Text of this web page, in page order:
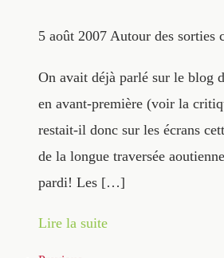
5 août 2007 Autour des sorties
On avait déjà parlé sur le blog
en avant-première (voir la
restait-il donc sur les écrans
de la longue traversée
pardi! Les […]
Lire la suite